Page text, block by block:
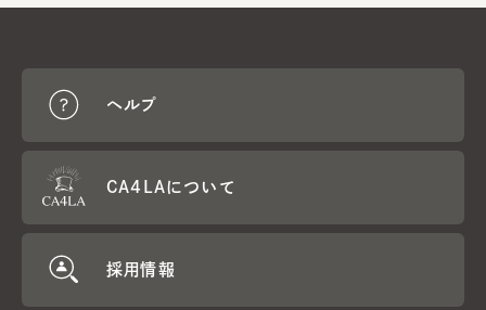
ヘルプ
CA4LAについて
採用情報